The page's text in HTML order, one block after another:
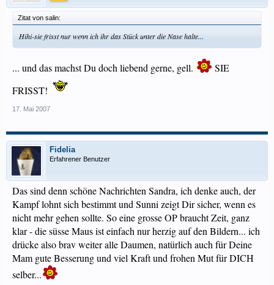
Zitat von salin:
Hihi-sie frisst nur wenn ich ihr das Stück unter die Nase halte...
... und das machst Du doch liebend gerne, gell.
SIE
FRISST!
17. Mai 2007
Fidelia
Erfahrener Benutzer
Das sind denn schöne Nachrichten Sandra, ich denke auch, der
Kampf lohnt sich bestimmt und Sunni zeigt Dir sicher, wenn es
nicht mehr gehen sollte. So eine grosse OP braucht Zeit, ganz
klar - die süsse Maus ist einfach nur herzig auf den Bildern... ich
drücke also brav weiter alle Daumen, natürlich auch für Deine
Mam gute Besserung und viel Kraft und frohen Mut für DICH
selber...